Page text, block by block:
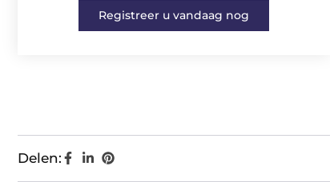
Registreer u vandaag nog
Delen: